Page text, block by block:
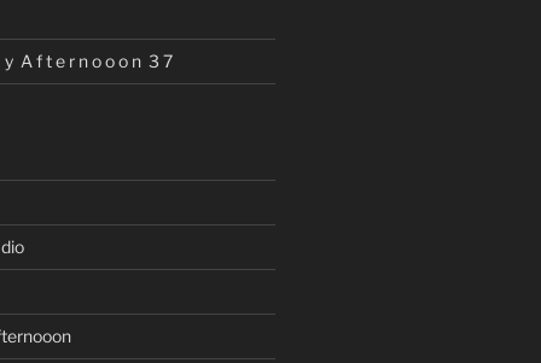
y A f t e r n o o o n 3 7